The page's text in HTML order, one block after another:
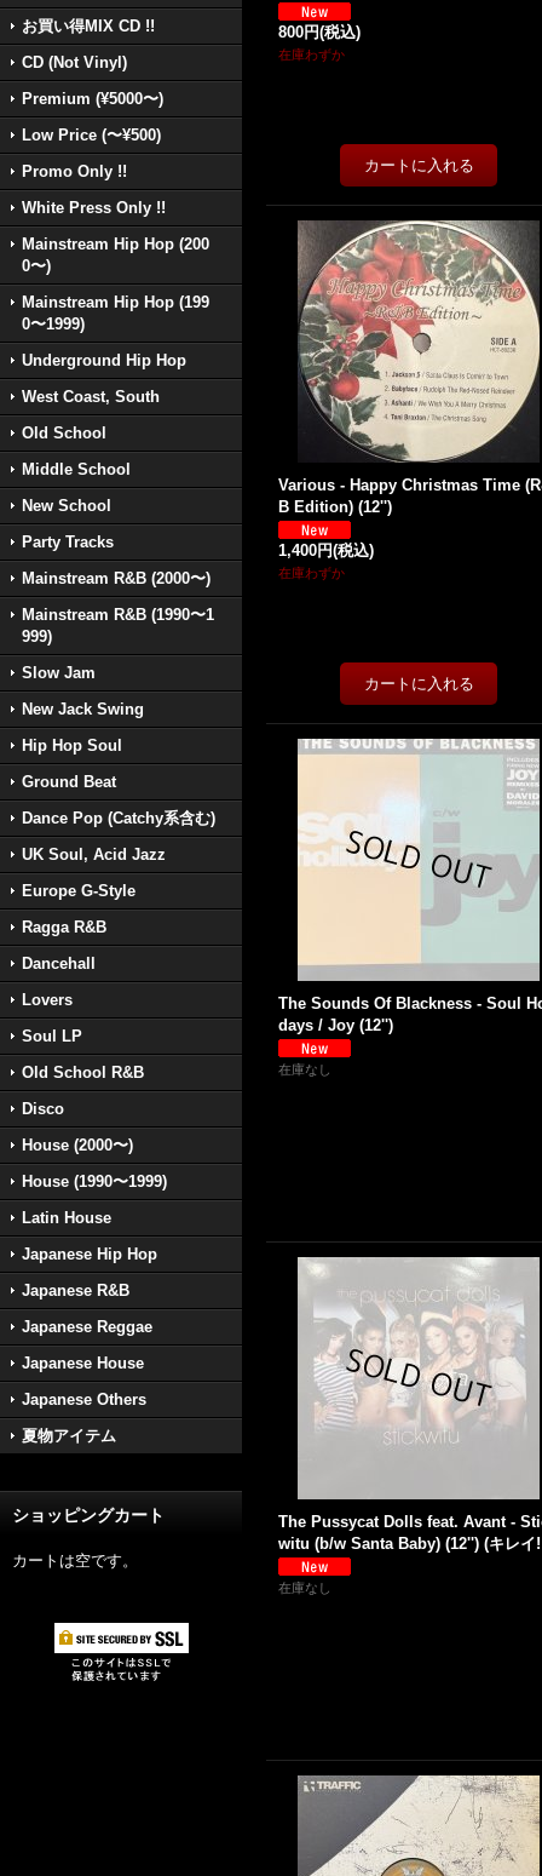
お買い得MIX CD !!
CD (Not Vinyl)
Premium (¥5000〜)
Low Price (〜¥500)
Promo Only !!
White Press Only !!
Mainstream Hip Hop (200
0〜)
Mainstream Hip Hop (199
0〜1999)
Underground Hip Hop
West Coast, South
Old School
Middle School
New School
Party Tracks
Mainstream R&B (2000〜)
Mainstream R&B (1990〜1
999)
Slow Jam
New Jack Swing
Hip Hop Soul
Ground Beat
Dance Pop (Catchy系含む)
UK Soul, Acid Jazz
Europe G-Style
Ragga R&B
Dancehall
Lovers
Soul LP
Old School R&B
Disco
House (2000〜)
House (1990〜1999)
Latin House
Japanese Hip Hop
Japanese R&B
Japanese Reggae
Japanese House
Japanese Others
夏物アイテム
ショッピングカート
カートは空です。
800円(税込)
在庫わずか
Various - Happy Christmas Time
B Edition) (12'')
1,400円(税込)
在庫わずか
The Sounds Of Blackness - Soul
days / Joy (12'')
在庫なし
The Pussycat Dolls feat. Avant -
witu (b/w Santa Baby) (12'') (キレイ
在庫なし